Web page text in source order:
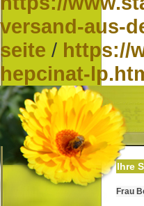
versand-aus-
seite / https://
hepcinat-
Ihre
Frau